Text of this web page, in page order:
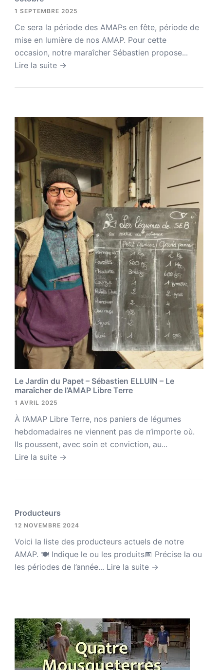
1 SEPTEMBRE 2025
Ce sera la période des AMAPs en fête, période de
mise en lumière de nos AMAP. Pour cette
occasion, notre maraîcher Sébastien propose...
Lire la suite →
Le Jardin du Papet – Sébastien ELLUIN – Le
maraîcher de l’AMAP Libre Terre
1 AVRIL 2025
À l’AMAP Libre Terre, nos paniers de légumes
hebdomadaires ne viennent pas de n’importe où.
Ils poussent, avec soin et conviction, au...
Lire la suite →
Producteurs
12 NOVEMBRE 2024
Voici la liste des producteurs actuels de notre
AMAP. 🍽 Indique le ou les produits📅 Précise la ou
les périodes de l’année... Lire la suite →